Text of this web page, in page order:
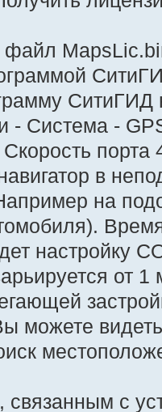
- Система -
порта
в
на
настройку
от
можете
с